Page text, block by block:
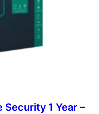
1 Year –